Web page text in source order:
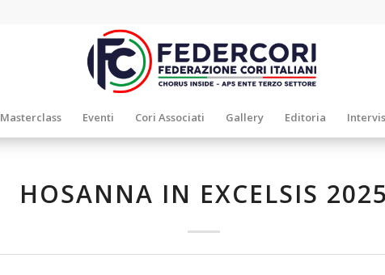
Masterclass Eventi Cori Associati Gallery Editoria
HOSANNA IN EXCELSIS